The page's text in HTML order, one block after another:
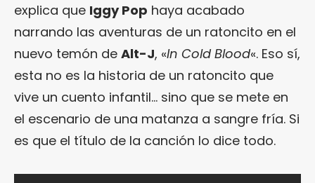
explica que Iggy Pop haya acabado
narrando las aventuras de un ratoncito en el
nuevo temón de Alt-J, «In Cold Blood«. Eso sí,
esta no es la historia de un ratoncito que
vive un cuento infantil… sino que se mete en
el escenario de una matanza a sangre fría. Si
es que el título de la canción lo dice todo.